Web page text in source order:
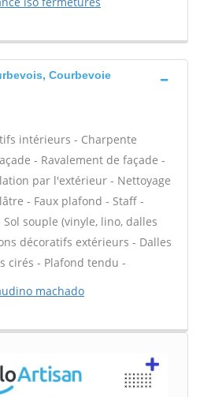
Courbevoie
intérieurs - Charpente
- Ravalement de façade -
par l'extérieur - Nettoyage
- Faux plafond - Staff -
souple (vinyle, lino, dalles
décoratifs extérieurs - Dalles
cirés - Plafond tendu -
machado